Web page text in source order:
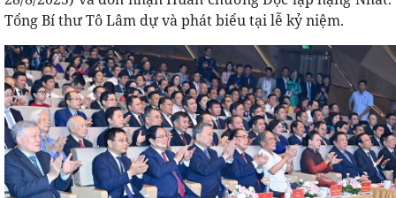
Tổng Bí thư Tô Lâm dự và phát biểu tại lễ kỷ niệm.